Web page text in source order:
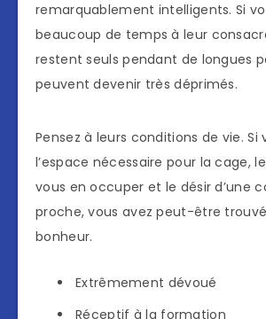
remarquablement intelligents. Si
beaucoup de temps à leur
restent seuls pendant de longues
peuvent devenir très déprimés.
Pensez à leurs conditions de vie. Si
l’espace nécessaire pour la cage,
vous en occuper et le désir d’une
proche, vous avez peut-être
bonheur.
Extrêmement dévoué
Réceptif à la formation